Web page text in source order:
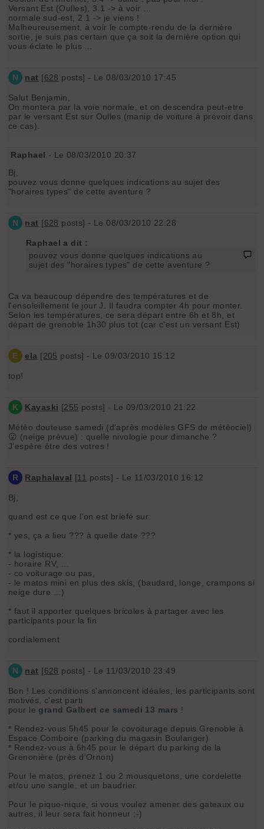
Versant Est (Oulles), 3.1 -> à voir ...
normale sud-est, 2.1 -> je viens !
Malheureusement, à voir le compte-rendu de la dernière
sortie, je suis pas certain que ça soit la dernière option qui
vous éclate le plus ...
N nat [628 posts] - Le 08/03/2010 17:45
Salut Benjamin,
On montera par la voie normale, et on descendra peut-etre
par le versant Est sur Oulles (manip de voiture à prévoir dans
ce cas).
Raphael - Le 08/03/2010 20:37
Bj,
pouvez vous donne quelques indications au sujet des
"horaires types" de cette aventure ?
N nat [628 posts] - Le 08/03/2010 22:28
Raphael a dit :
pouvez vous donne quelques indications au
sujet des "horaires types" de cette aventure ?
Ca va beaucoup dépendre des températures et de
l'ensoleillement le jour J. Il faudra compter 4h pour monter.
Selon les températures, ce sera départ entre 6h et 8h, et
départ de grenoble 1h30 plus tot (car c'est un versant Est)
E ela [205 posts] - Le 09/03/2010 15:12
top!
K Kayaski [255 posts] - Le 09/03/2010 21:22
Météo douteuse samedi (d'après modèles GFS de météociel)
😮 (neige prévue) : quelle nivologie pour dimanche ?
J'espère être des votres !
R Raphalaval [11 posts] - Le 11/03/2010 16:12
Bj,
quand est ce que l'on est briefé sur:
* yes, ça a lieu ??? à quelle date ???
* la logistique:
- horaire RV, ...
- co voiturage ou pas,
- le matos mini en plus des skis, (baudard, longe, crampons si
neige dure ...)
* faut il apporter quelques bricoles à partager avec les
participants pour la fin
cordialement
N nat [628 posts] - Le 11/03/2010 23:49
Bon ! Les conditions s'annoncent idéales, les participants sont
motivés, c'est parti
pour le grand Galbert ce samedi 13 mars !
* Rendez-vous 5h45 pour le covoiturage depuis Grenoble à
Espace Comboire (parking du magasin Boulanger)
* Rendez-vous à 6h45 pour le départ du parking de la
Grenonière (près d'Ornon)
Pour le matos, prenez 1 ou 2 mousquetons, une cordelette
et/ou une sangle, et un baudrier.
Pour le pique-nique, si vous voulez amener des gateaux ou
autres, il leur sera fait honneur ;-)